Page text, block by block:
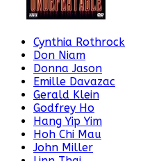
Cynthia Rothrock
Don Niam
Donna Jason
Emille Davazac
Gerald Klein
Godfrey Ho
Hang Yip Yim
Hoh Chi Mau
John Miller